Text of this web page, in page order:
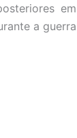
em
a guerra